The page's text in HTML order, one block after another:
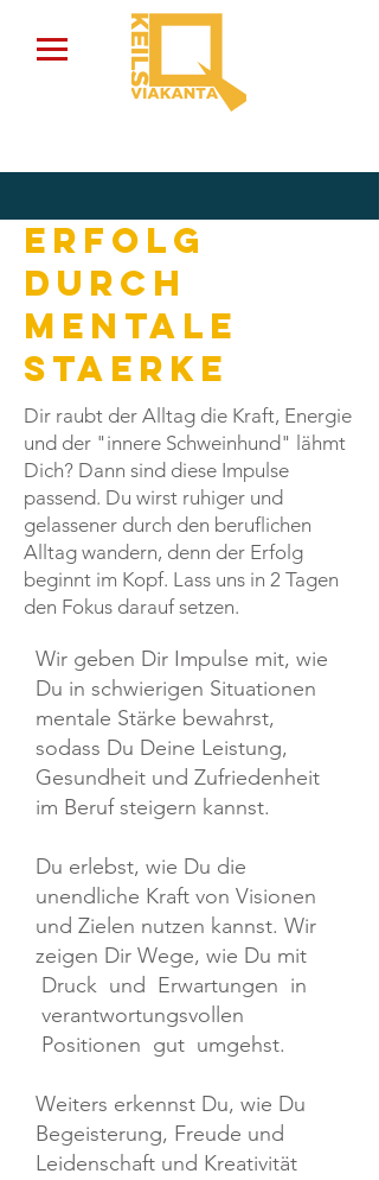
Erfolg
durch
mentale
Staerke
Dir raubt der Alltag die Kraft, Energie
und der "innere Schweinhund" lähmt
Dich? Dann sind diese Impulse
passend. Du wirst ruhiger und
gelassener durch den beruflichen
Alltag wandern, denn der Erfolg
beginnt im Kopf. Lass uns in 2 Tagen
den Fokus darauf setzen.
Wir geben Dir Impulse mit, wie
Du in schwierigen Situationen
mentale Stärke bewahrst,
sodass Du Deine Leistung,
Gesundheit und Zufriedenheit
im Beruf steigern kannst.
Du erlebst, wie Du die
unendliche Kraft von Visionen
und Zielen nutzen kannst. Wir
zeigen Dir Wege, wie Du mit
Druck und Erwartungen in
verantwortungsvollen
Positionen gut umgehst.
Weiters erkennst Du, wie Du
Begeisterung, Freude und
Leidenschaft und Kreativität